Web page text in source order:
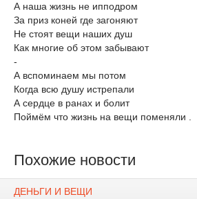
А наша жизнь не ипподром
За приз коней где загоняют
Не стоят вещи наших душ
Как многие об этом забывают
-
А вспоминаем мы потом
Когда всю душу истрепали
А сердце в ранах и болит
Поймём что жизнь на вещи поменяли .
Похожие новости
ДЕНЬГИ И ВЕЩИ